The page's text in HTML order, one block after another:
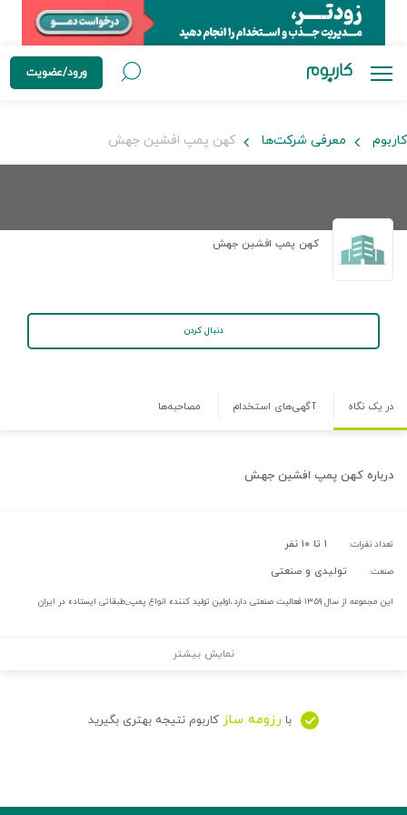
ورود/عضویت
کاربوم معرفی شرکت‌ها کهن پمپ افشین جهش
کهن پمپ افشین جهش
دنبال کردن
در یک نگاه آگهی‌های استخدام مصاحبه‌ها
درباره کهن پمپ افشین جهش
تعداد نفرات: ۱ تا ۱۰ نفر
صنعت: تولیدی و صنعتی
این مجموعه از سال ۱۳۵۹ فعالیت صنعتی دارد،اولین تولید کننده انواع پمپ_طبقاتی ایستاده در ایران
نمایش بیشتر
با رزومه ساز کاربوم نتیجه بهتری بگیرید